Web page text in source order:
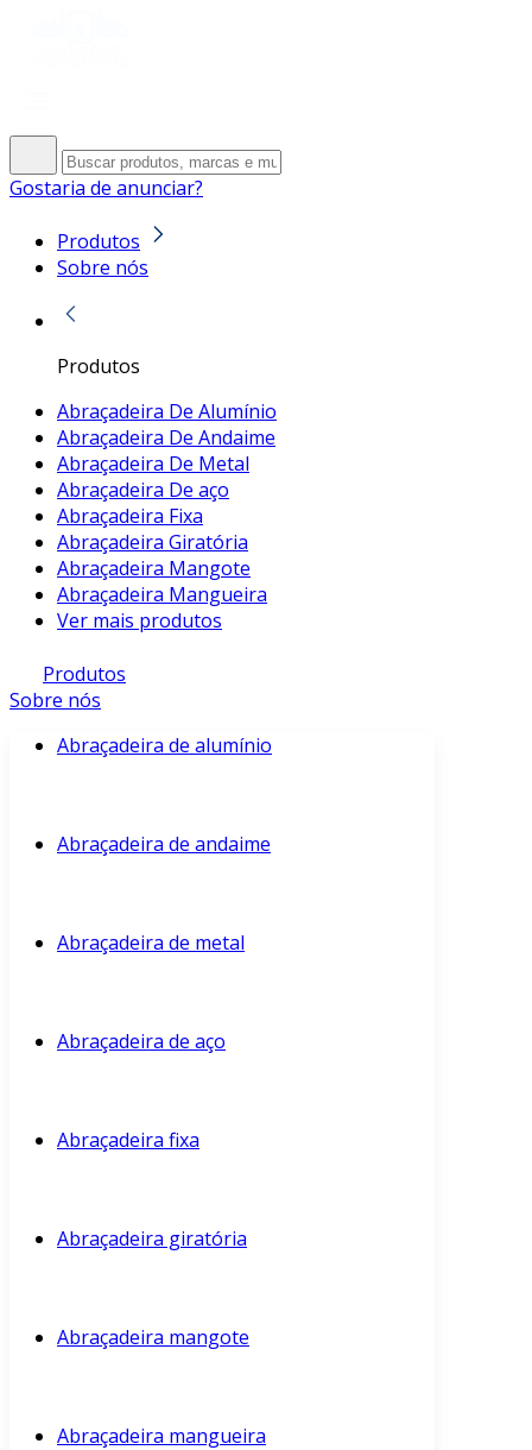
Gostaria de anunciar?
Produtos
Sobre nós
Produtos
Abraçadeira De Alumínio
Abraçadeira De Andaime
Abraçadeira De Metal
Abraçadeira De aço
Abraçadeira Fixa
Abraçadeira Giratória
Abraçadeira Mangote
Abraçadeira Mangueira
Ver mais produtos
Produtos
Sobre nós
Abraçadeira de alumínio
Abraçadeira de andaime
Abraçadeira de metal
Abraçadeira de aço
Abraçadeira fixa
Abraçadeira giratória
Abraçadeira mangote
Abraçadeira mangueira